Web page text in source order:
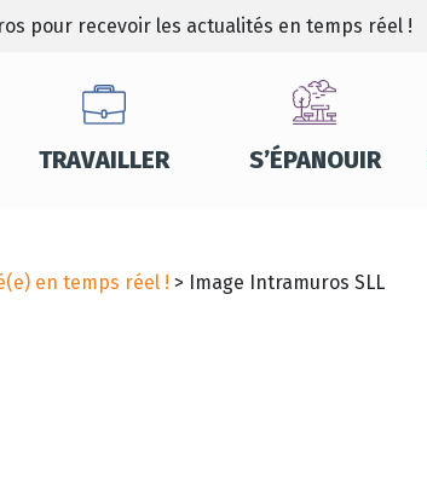
pour recevoir les actualités en temps réel !
TRAVAILLER S’ÉPANOUIR
en temps réel ! > Image Intramuros SLL